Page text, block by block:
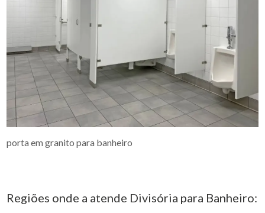
porta em granito para banheiro
Regiões onde a atende Divisória para Banheiro: